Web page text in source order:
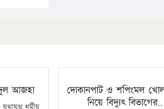
আজহা
দোকানপাট ও শপিংমল
নিয়ে বিদ্যুৎ